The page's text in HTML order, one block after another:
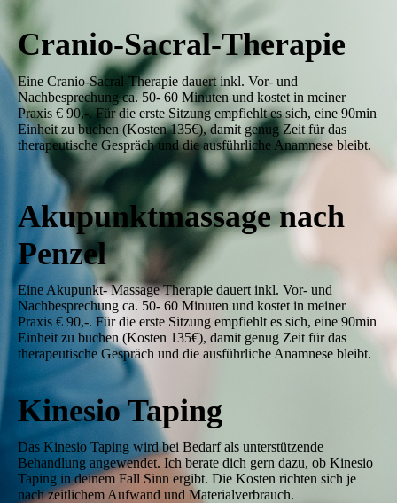
Cranio-Sacral-Therapie
Eine Cranio-Sacral-Therapie dauert inkl. Vor- und
Nachbesprechung ca. 50- 60 Minuten und kostet in meiner
Praxis € 90,-. Für die erste Sitzung empfiehlt es sich, eine 90min
Einheit zu buchen (Kosten 135€), damit genug Zeit für das
therapeutische Gespräch und die ausführliche Anamnese bleibt.
Akupunktmassage nach
Penzel
Eine Akupunkt- Massage Therapie dauert inkl. Vor- und
Nachbesprechung ca. 50- 60 Minuten und kostet in meiner
Praxis € 90,-. Für die erste Sitzung empfiehlt es sich, eine 90min
Einheit zu buchen (Kosten 135€), damit genug Zeit für das
therapeutische Gespräch und die ausführliche Anamnese bleibt.
Kinesio Taping
Das Kinesio Taping wird bei Bedarf als unterstützende
Behandlung angewendet. Ich berate dich gern dazu, ob Kinesio
Taping in deinem Fall Sinn ergibt. Die Kosten richten sich je
nach zeitlichem Aufwand und Materialverbrauch.